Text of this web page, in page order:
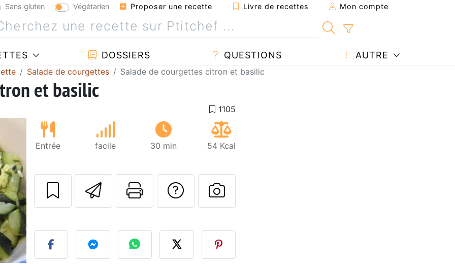
Sans gluten Végétarien Proposer une recette Livre de recettes Mon compte
DOSSIERS QUESTIONS AUTRE
Salade de courgettes Salade de courgettes citron et basilic
et basilic
Entrée facile 30 min 54 Kcal
Envoyer cette recette à un ami
Imprimer cette page
Poser une question à l'auteur
Publier votre photo de cette